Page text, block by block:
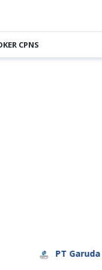
CPNS
PT Garuda Daya